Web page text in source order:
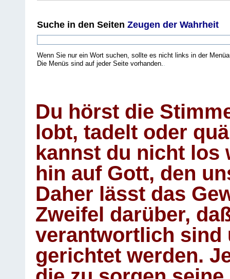
Suche in den Seiten Zeugen der Wahrheit
Wenn Sie nur ein Wort suchen, sollte es nicht links in der
Die Menüs sind auf jeder Seite vorhanden..
Du hörst die
lobt, tadelt oder
kannst du nicht los
hin auf Gott, den
Daher lässt das
Zweifel darüber,
verantwortlich sind
gerichtet werden.